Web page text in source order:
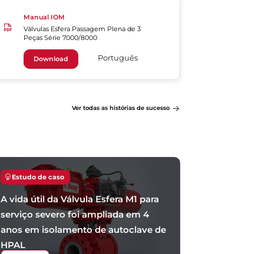
Manual IOM
Válvulas Esfera Passagem Plena de 3
Peças Série 7000/8000
Download Português
Ver todas as histórias de sucesso
Estudo de caso
A vida útil da Válvula Esfera M1 para
serviço severo foi ampliada em 4
anos em isolamento de autoclave de
HPAL